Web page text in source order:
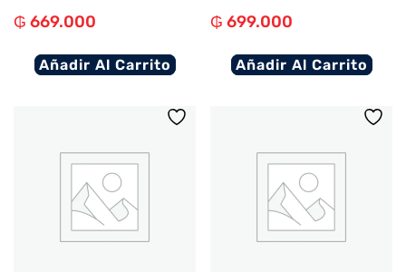
₲ 669.000
Añadir Al Carrito
₲ 699.000
Añadir Al Carrito